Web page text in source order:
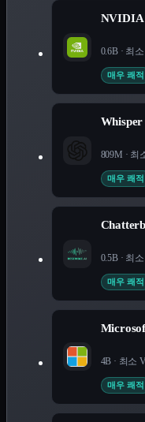
NVIDIA
0.6B· 최
매우 쾌적
809M · 최
매우 쾌적
0.5B· 최
매우 쾌적
4B · 최소
매우 쾌적